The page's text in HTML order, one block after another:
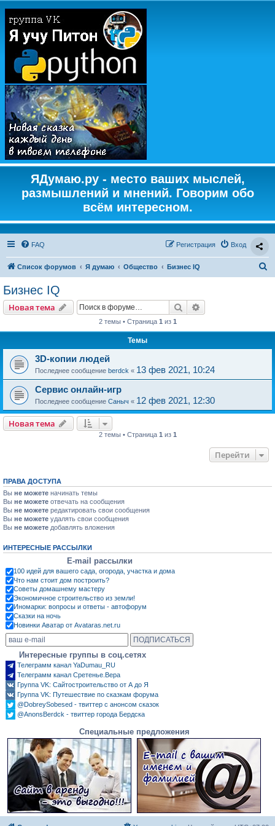
ЯДумаю.ру - место ваших мыслей,
размышлений и мнений. Говорим обо
всём интересном.
FAQ Вход
Регистрация
Список форумов Я думаю Общество Бизнес IQ
Бизнес IQ
Новая тема Поиск
2 темы • Страница 1 из 1
Темы
3D-копии людей
Последнее сообщение berdck « 13 фев 2021, 10:24
Сервис онлайн-игр
Последнее сообщение Саныч « 12 фев 2021, 12:30
Новая тема
2 темы • Страница 1 из 1
Перейти
ПРАВА ДОСТУПА
Вы не можете начинать темы
Вы не можете отвечать на сообщения
Вы не можете редактировать свои сообщения
Вы не можете удалять свои сообщения
Вы не можете добавлять вложения
ИНТЕРЕСНЫЕ РАССЫЛКИ
E-mail рассылки
100 идей для вашего сада, огорода, участка и дома
Что нам стоит дом построить?
Советы домашнему мастеру
Экономичное строительство из земли!
Иномарки: вопросы и ответы - автофорум
Сказки на ночь
Новинки Аватар от Avataras.net.ru
Интересные группы в соц.сетях
Телеграмм канал YaDumau_RU
Телеграмм канал Сретенье.Вера
Группа VK: Сайтостроительство от А до Я
Группа VK: Путешествие по сказкам форума
@DobreySobesed - твиттер с анонсом сказок
@AnonsBerdck - твиттер города Бердска
Специальные предложения